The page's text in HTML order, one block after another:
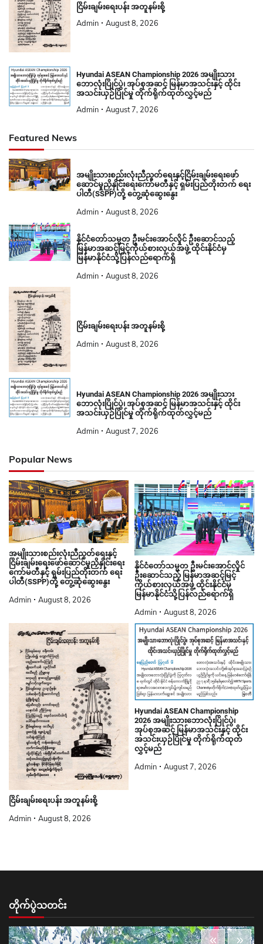
Admin August 8, 2026
အသင်းယှဉ်ပြိုင်မှု တိုက်ရိုက်ထုတ်လွှင့်မည်
Admin August 7, 2026
ပါတီ(SSPP)တို့ တွေ့ဆုံဆွေးနွေး
Admin August 8, 2026
မြန်မာနိုင်ငံသို့ပြန်လည်ရောက်ရှိ
Admin August 8, 2026
Admin August 8, 2026
အသင်းယှဉ်ပြိုင်မှု တိုက်ရိုက်ထုတ်လွှင့်မည်
Admin August 7, 2026
အမျိုးသားစည်းလုံးညီညွတ်ရေးနှင့်
ငြိမ်းချမ်းရေးဖော်ဆောင်မှုညှိနှိုင်းရေး
ကော်မတီနှင့် ရှမ်းပြည်တိုးတက် ရေး
ပါတီ(SSPP)တို့ တွေ့ဆုံဆွေးနွေး
Admin August 8, 2026
နိုင်ငံတော်သမ္မတ ဦးမင်းအောင်လှိုင်
ဦးဆောင်သည့် မြန်မာအဆင့်မြင့်
ကိုယ်စားလှယ်အဖွဲ့ ထိုင်းနိုင်ငံမှ
မြန်မာနိုင်ငံသို့ပြန်လည်ရောက်ရှိ
Admin August 8, 2026
ငြိမ်းချမ်းရေးပန်း အတူနမ်းစို့
Admin August 8, 2026
Hyundai ASEAN Championship
2026 အမျိုးသားဘောလုံးပြိုင်ပွဲ၊
အုပ်စုအဆင့် မြန်မာအသင်းနှင့် ထိုင်း
အသင်းယှဉ်ပြိုင်မှု တိုက်ရိုက်ထုတ်
လွှင့်မည်
Admin August 7, 2026